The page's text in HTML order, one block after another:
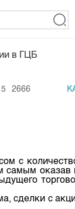
металлам
по
в ГЦБ
2666
с
самым
сделки с